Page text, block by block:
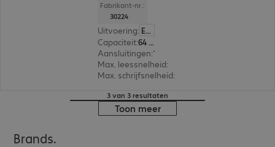
Fabrikant-nr.:
30224
Uitvoering: Europa
Capaciteit:
64 GB
Aansluitingen:
Max. leessnelheid:
Max. schrijfsnelheid:
3 van 3 resultaten
Toon meer
Brands.